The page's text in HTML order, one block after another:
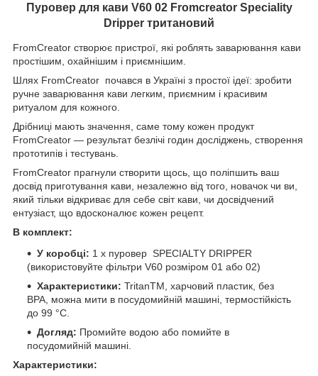
Пуровер для кави V60 02 Fromcreator Speciality
Dripper тритановий
FromCreator створює пристрої, які роблять заварювання кави
простішим, охайнішим і приємнішим.
Шлях FromCreator почався в Україні з простої ідеї: зробити
ручне заварювання кави легким, приємним і красивим
ритуалом для кожного.
Дрібниці мають значення, саме тому кожен продукт
FromCreator — результат безлічі годин досліджень, створення
прототипів і тестувань.
FromCreator прагнули створити щось, що поліпшить ваш
досвід приготування кави, незалежно від того, новачок чи ви,
який тільки відкриває для себе світ кави, чи досвідчений
ентузіаст, що вдосконалює кожен рецепт.
В комплект:
У коробці: 1 x пуровер SPECIALTY DRIPPER
(використовуйте фільтри V60 розміром 01 або 02)
Характеристики: TritanTM, харчовий пластик, без
BPA, можна мити в посудомийній машині, термостійкість
до 99 °C.
Догляд: Промийте водою або помийте в
посудомийній машині.
Характеристики: